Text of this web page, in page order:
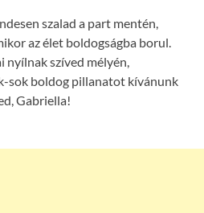
szalad a part mentén,
az élet boldogságba borul.
nyílnak szíved mélyén,
sok boldog pillanatot kívánunk
Gabriella!